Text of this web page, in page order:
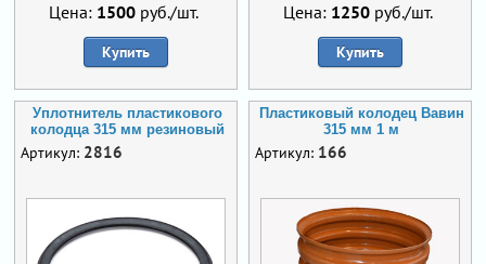
Цена: 1500руб./шт.
Купить
Цена: 1250руб./шт.
Купить
Уплотнитель пластикового
колодца 315 мм резиновый
Артикул: 2816
Пластиковый колодец Вавин
315 мм 1 м
Артикул: 166